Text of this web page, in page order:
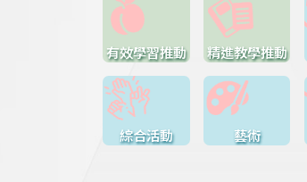
有效學習推動 精進教學推動
綜合活動 藝術